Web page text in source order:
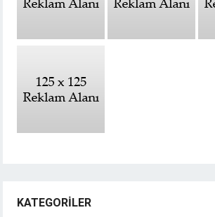
KATEGORILER